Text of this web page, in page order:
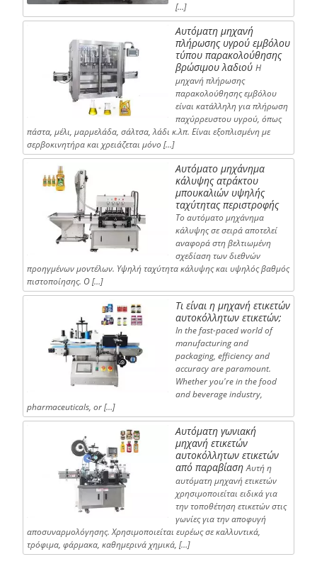
[…]
Αυτόματη μηχανή
πλήρωσης υγρού εμβόλου
τύπου παρακολούθησης
βρώσιμου λαδιού Η
μηχανή πλήρωσης
παρακολούθησης εμβόλου
είναι κατάλληλη για πλήρωση
παχύρρευστου υγρού, όπως
πάστα, μέλι, μαρμελάδα, σάλτσα, λάδι κ.λπ. Είναι εξοπλισμένη με
σερβοκινητήρα και χρειάζεται μόνο […]
Αυτόματο μηχάνημα
κάλυψης ατράκτου
μπουκαλιών υψηλής
ταχύτητας περιστροφής
Το αυτόματο μηχάνημα
κάλυψης σε σειρά αποτελεί
αναφορά στη βελτιωμένη
σχεδίαση των διεθνών
προηγμένων μοντέλων. Υψηλή ταχύτητα κάλυψης και υψηλός βαθμός
πιστοποίησης. Ο […]
Τι είναι η μηχανή ετικετών
αυτοκόλλητων ετικετών;
In the fast-paced world of
manufacturing and
packaging, efficiency and
accuracy are paramount.
Whether you're in the food
and beverage industry,
pharmaceuticals, or […]
Αυτόματη γωνιακή
μηχανή ετικετών
αυτοκόλλητων ετικετών
από παραβίαση Αυτή η
αυτόματη μηχανή ετικετών
χρησιμοποιείται ειδικά για
την τοποθέτηση ετικετών στις
γωνίες για την αποφυγή
αποσυναρμολόγησης. Χρησιμοποιείται ευρέως σε καλλυντικά,
τρόφιμα, φάρμακα, καθημερινά χημικά, […]